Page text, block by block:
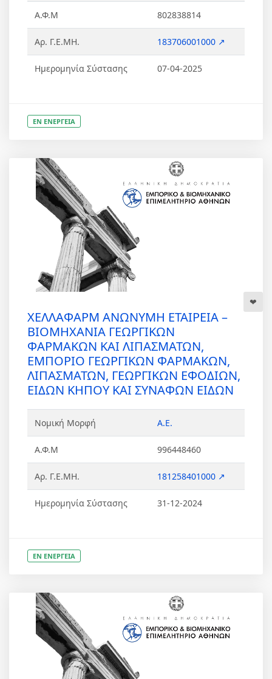
Α.Φ.Μ 802838814
Αρ. Γ.Ε.ΜΗ. 183706001000 ↗
Ημερομηνία Σύστασης 07-04-2025
ΕΝ ΕΝΕΡΓΕΙΑ
ΧΕΛΛΑΦΑΡΜ ΑΝΩΝΥΜΗ ΕΤΑΙΡΕΙΑ –
ΒΙΟΜΗΧΑΝΙΑ ΓΕΩΡΓΙΚΩΝ
ΦΑΡΜΑΚΩΝ ΚΑΙ ΛΙΠΑΣΜΑΤΩΝ,
ΕΜΠΟΡΙΟ ΓΕΩΡΓΙΚΩΝ ΦΑΡΜΑΚΩΝ,
ΛΙΠΑΣΜΑΤΩΝ, ΓΕΩΡΓΙΚΩΝ ΕΦΟΔΙΩΝ,
ΕΙΔΩΝ ΚΗΠΟΥ ΚΑΙ ΣΥΝΑΦΩΝ ΕΙΔΩΝ
Νομική Μορφή Α.Ε.
Α.Φ.Μ 996448460
Αρ. Γ.Ε.ΜΗ. 181258401000 ↗
Ημερομηνία Σύστασης 31-12-2024
ΕΝ ΕΝΕΡΓΕΙΑ